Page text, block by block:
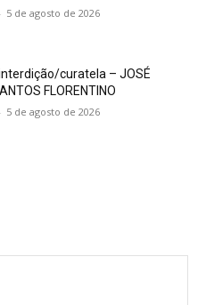
- 5 de agosto de 2026
curatela – JOSÉ
FLORENTINO
- 5 de agosto de 2026